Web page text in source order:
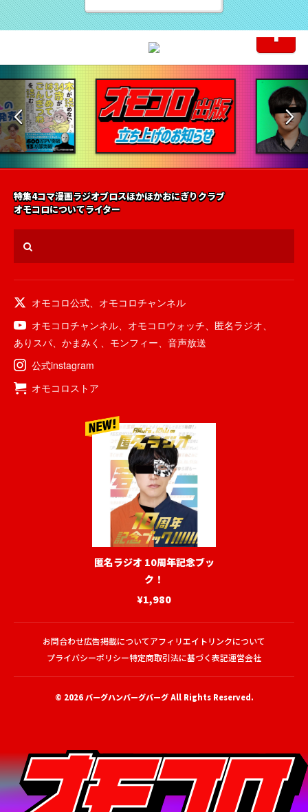
特集4コマ漫画ラジオブロスほかほかおにぎりクラブ
オモコロについてライター
オモコロ公式
オモコロチャンネル
オモコロチャンネル
オモコロウォッチ 匿名ラジオ
ありスパ
かまみく モンフィー
音声放送
公式instagram
オモコロストア
匿名ラジオ 10周年記念ブッ
ク！
¥1,980
お問合わせ広告掲載についてアフィリエイトリンクについて
プライバシーポリシー特定商取引法に基づく表記運営会社
© 2026バーグハンバーグバーグAll Rights Reserved.